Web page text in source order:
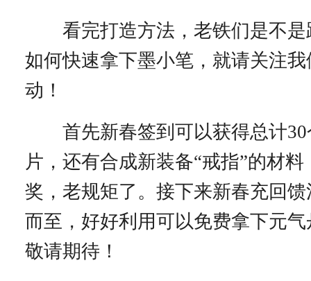
看完打造方法，老铁们是不是
如何快速拿下墨小笔，就请关注
动！
首先新春签到可以获得总计30
片，还有合成新装备“戒指”的材
奖，老规矩了。接下来新春充回
而至，好好利用可以免费拿下元
敬请期待！